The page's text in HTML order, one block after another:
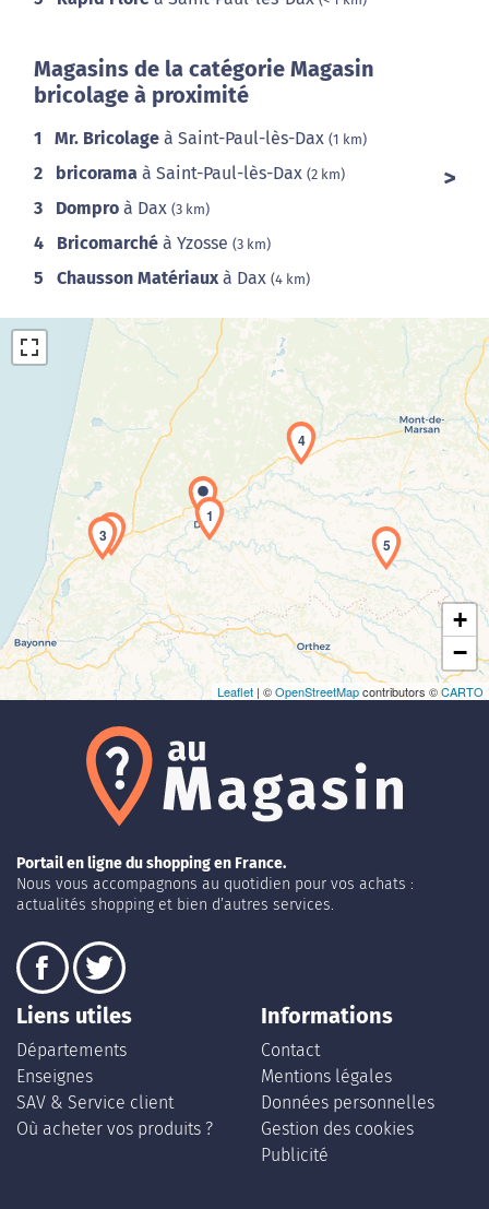
Magasins de la catégorie Magasin
bricolage à proximité
1 Mr. Bricolage à Saint-Paul-lès-Dax (1 km)
2 bricorama à Saint-Paul-lès-Dax (2 km)
3 Dompro à Dax (3 km)
4 Bricomarché à Yzosse (3 km)
5 Chausson Matériaux à Dax (4 km)
Chargement de la carte en cours...
1
2
3
4
5
+
−
Leaflet | ©OpenStreetMapcontributors ©CARTO
Portail en ligne du shopping en France.
Nous vous accompagnons au quotidien pour vos achats :
actualités shopping et bien d’autres services.
Liens utiles
Départements
Enseignes
SAV & Service client
Où acheter vos produits ?
Informations
Contact
Mentions légales
Données personnelles
Gestion des cookies
Publicité